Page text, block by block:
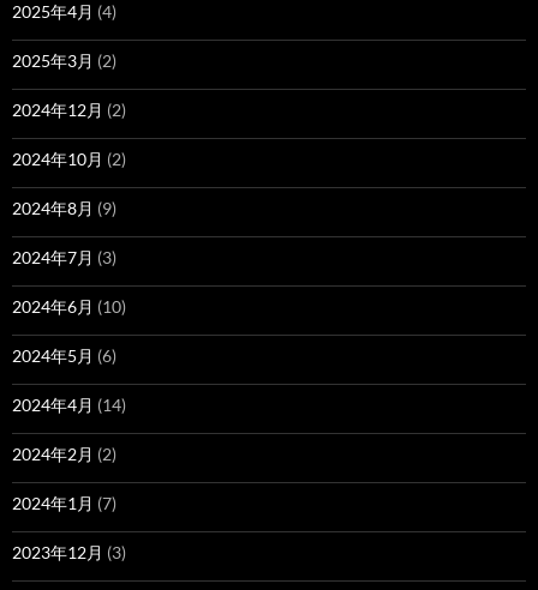
2025年4月 (4)
2025年3月 (2)
2024年12月 (2)
2024年10月 (2)
2024年8月 (9)
2024年7月 (3)
2024年6月 (10)
2024年5月 (6)
2024年4月 (14)
2024年2月 (2)
2024年1月 (7)
2023年12月 (3)